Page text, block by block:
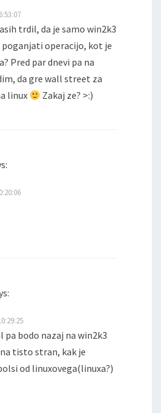
trdil, da je samo win2k3
poganjati operacijo, kot je
Pred par dnevi pa na
da gre wall street za
linux
Zakaj ze? >:)
bodo nazaj na win2k3
tisto stran, kak je
od linuxovega(linuxa?)